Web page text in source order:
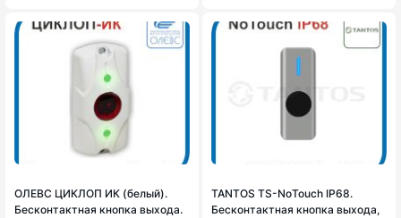
ОЛЕВС ЦИКЛОП ИК (белый).
Бесконтактная кнопка выхода.
TANTOS TS-NoTouch IP68.
Бесконтактная кнопка выхода,